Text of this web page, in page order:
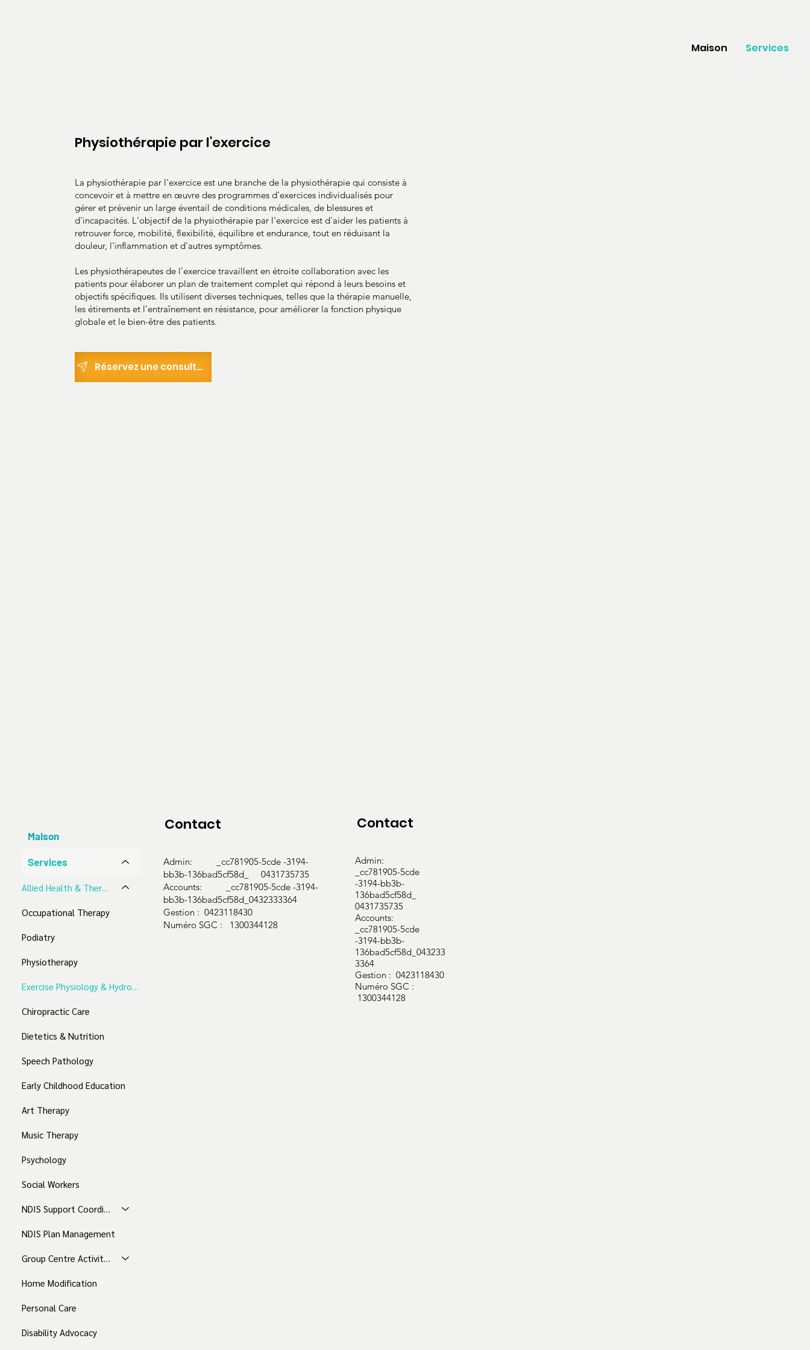
Maison Services
Physiothérapie par l'exercice
La physiothérapie par l'exercice est une branche de la physiothérapie qui consiste à
concevoir et à mettre en œuvre des programmes d'exercices individualisés pour
gérer et prévenir un large éventail de conditions médicales, de blessures et
d'incapacités. L'objectif de la physiothérapie par l'exercice est d'aider les patients à
retrouver force, mobilité, flexibilité, équilibre et endurance, tout en réduisant la
douleur, l'inflammation et d'autres symptômes.
Les physiothérapeutes de l'exercice travaillent en étroite collaboration avec les
patients pour élaborer un plan de traitement complet qui répond à leurs besoins et
objectifs spécifiques. Ils utilisent diverses techniques, telles que la thérapie manuelle,
les étirements et l'entraînement en résistance, pour améliorer la fonction physique
globale et le bien-être des patients.
Réservez une consultation
Maison
Services
​Allied Health & Therapeutic Services
Occupational Therapy
Podiatry
Physiotherapy
Exercise Physiology & Hydrotherapy
Chiropractic Care
Dietetics & Nutrition
Speech Pathology
Early Childhood Education
Art Therapy
Music Therapy
Psychology
Social Workers
NDIS Support Coordination
NDIS Plan Management
Group Centre Activities
Home Modification
Personal Care
Disability Advocacy
Contact
Admin: _cc781905-5cde -3194-
bb3b-136bad5cf58d_ 0431735735
Accounts: _cc781905-5cde -3194-
bb3b-136bad5cf58d_0432333364
Gestion : 0423118430
Numéro SGC : 1300344128
Contact
Admin:
_cc781905-5cde
-3194-bb3b-
136bad5cf58d_
0431735735
Accounts:
_cc781905-5cde
-3194-bb3b-
136bad5cf58d_043233
3364
Gestion : 0423118430
Numéro SGC :
1300344128